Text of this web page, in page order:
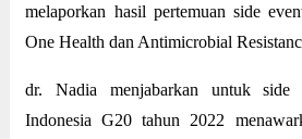
melaporkan hasil pertemuan side
One Health dan Antimicrobial
dr. Nadia menjabarkan untuk side
Indonesia G20 tahun 2022